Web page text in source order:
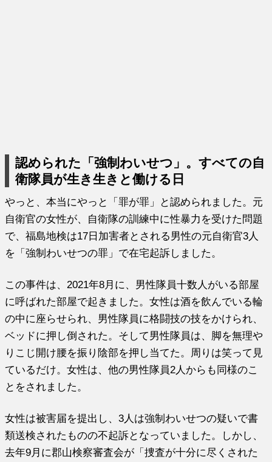
認められた「強制わいせつ」。すべての自
衛隊員が生き生きと働ける日
やっと、本当にやっと「罪が罪」と認められました。元
自衛官の女性が、自衛隊の訓練中に性暴力を受けた問題
で、福島地検は17日加害者とされる男性の元自衛官3人
を「強制わいせつの罪」で在宅起訴しました。
この事件は、2021年8月に、男性隊員十数人がいる部屋
に呼ばれた部屋で起きました。女性は酒を飲んでいる輪
の中に座らせられ、男性隊員に格闘技の技をかけられ、
ベッドに押し倒された。そして男性隊員は、脚を無理や
りこじ開け腰を振り陰部を押し当てた。周りは笑って見
ているだけ。女性は、他の男性隊員2人からも同様のこ
とをされました。
女性は被害届を提出し、3人は強制わいせつの疑いで書
類送検されたものの不起訴となっていました。しかし、
去年9月に郡山検察審査会が「捜査が十分に尽くされた